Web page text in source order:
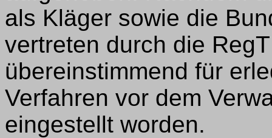
als Kläger sowie die
vertreten durch die
übereinstimmend für
Verfahren vor dem
eingestellt worden.